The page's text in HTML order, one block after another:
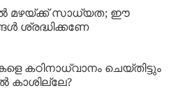
മഴയ്ക്ക് സാധ്യത; ഈ
ശ്രദ്ധിക്കണേ
കഠിനാധ്വാനം ചെയ്തിട്ടും